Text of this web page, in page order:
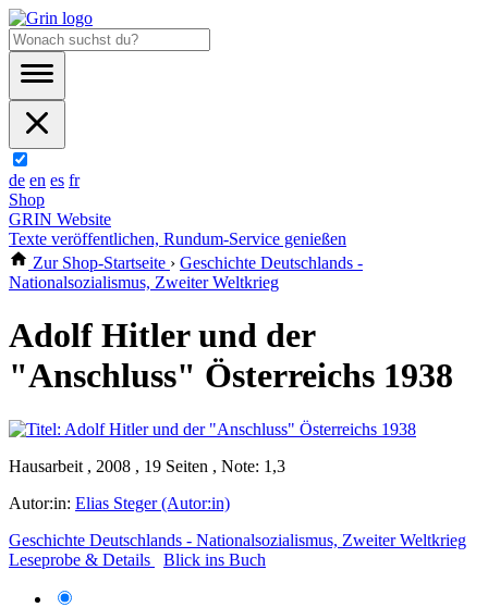
de en es fr
Shop
GRIN Website
Texte veröffentlichen, Rundum-Service genießen
Zur Shop-Startseite › Geschichte Deutschlands -
Nationalsozialismus, Zweiter Weltkrieg
Adolf Hitler und der
"Anschluss" Österreichs 1938
Hausarbeit , 2008 , 19 Seiten , Note: 1,3
Autor:in: Elias Steger (Autor:in)
Geschichte Deutschlands - Nationalsozialismus, Zweiter Weltkrieg
Leseprobe & Details
Blick ins Buch